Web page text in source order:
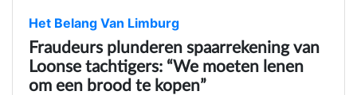
Het Belang Van Limburg
Fraudeurs plunderen spaarrekening van
Loonse tachtigers: “We moeten lenen
om een brood te kopen”